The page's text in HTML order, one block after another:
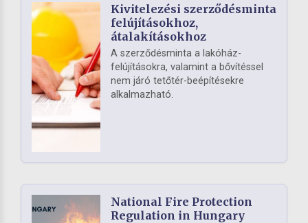
Kivitelezési szerződésminta
felújításokhoz,
átalakításokhoz
A szerződésminta a lakóház-
felújításokra, valamint a bővítéssel
nem járó tetőtér-beépítésekre
alkalmazható.
National Fire Protection
Regulation in Hungary